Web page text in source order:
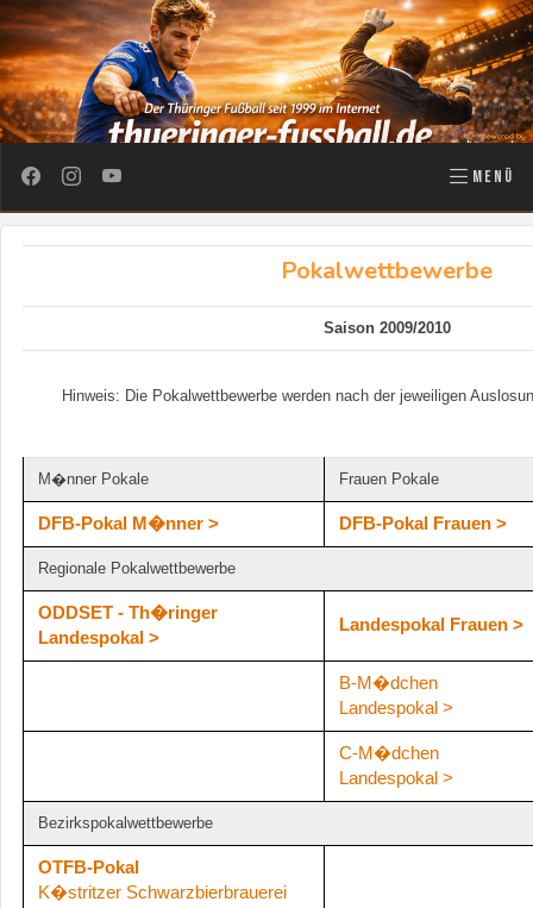
MENÜ
Pokalwettbewerbe
Saison 2009/2010
Hinweis: Die Pokalwettbewerbe werden nach der jeweiligen
M�nner Pokale Frauen Pokale
DFB-Pokal M�nner > DFB-Pokal Frauen >
Regionale Pokalwettbewerbe
ODDSET - Th�ringer
Landespokal >
Landespokal Frauen >
B-M�dchen
Landespokal >
C-M�dchen
Landespokal >
Bezirkspokalwettbewerbe
OTFB-Pokal
K�stritzer Schwarzbierbrauerei